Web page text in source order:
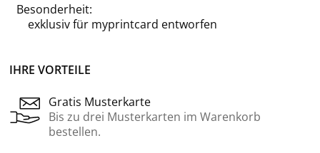
IHRE VORTEILE
Gratis Musterkarte
Bis zu drei Musterkarten im Warenkorb
bestellen.
Besonderheit:
exklusiv für myprintcard entworfen